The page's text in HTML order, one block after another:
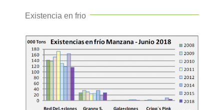
Existencia en frio